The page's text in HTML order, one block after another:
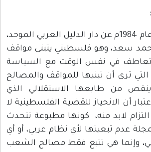
صدرت في قبرص عام 1984م عن دار الدليل العربي الموحد،
سعد، وهو فلسطيني يتبنى مواقف
وتعاطف في نفس الوقت مع السياسة
ترى أن تبنيها للمواقف والمصالح
ينقص من طابعها الاستقلالي الذي
أن الانحياز للقضية الفلسطينية لا
التزام لابد منه، كونها مطبوعة تتحدث
عدم تبعيتها لأي نظام عربي، أو أي
وإنما هي تتبع فقط مصالح الشعب